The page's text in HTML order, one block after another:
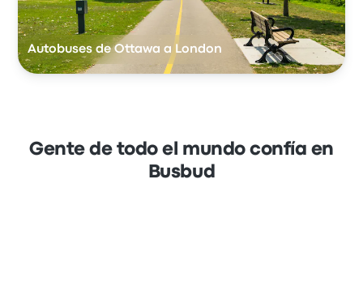
Autobuses de Ottawa a London
Gente de todo el mundo confía en
Busbud